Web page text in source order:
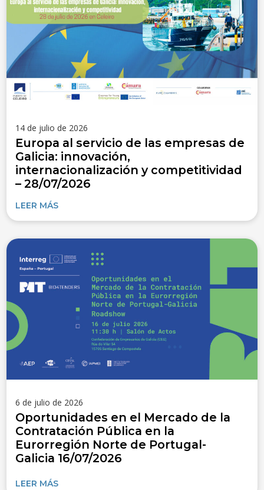
14 de julio de 2026
Europa al servicio de las empresas de
Galicia: innovación,
internacionalización y competitividad
– 28/07/2026
LEER MÁS
6 de julio de 2026
Oportunidades en el Mercado de la
Contratación Pública en la
Eurorregión Norte de Portugal-
Galicia 16/07/2026
LEER MÁS